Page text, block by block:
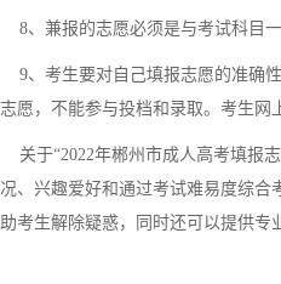
8、兼报的志愿必须是与考试科目
9、考生要对自己填报志愿的准确
志愿，不能参与投档和录取。考生网
关于“2022年郴州市成人高考填报
况、兴趣爱好和通过考试难易度综合
助考生解除疑惑，同时还可以提供专